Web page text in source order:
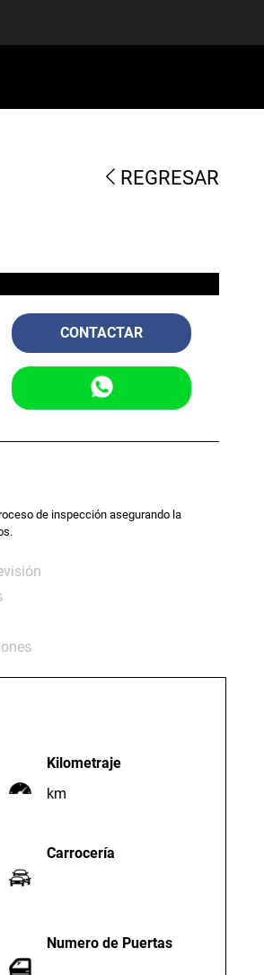
REGRESAR
CONTACTAR
de inspección asegurando la
Kilometraje
km
Carrocería
Numero de Puertas